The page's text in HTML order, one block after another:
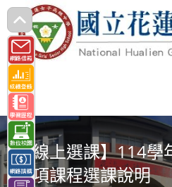
跳
轉
至
主
要
內
容 【線上選課】114學
各項課程選課說明